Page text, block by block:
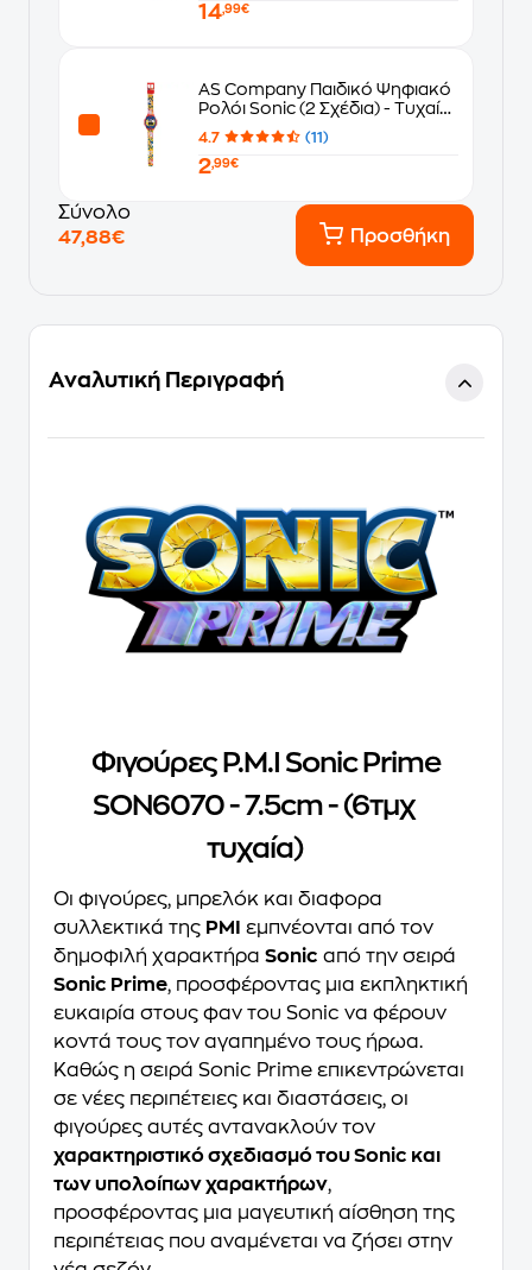
14,99€
AS Company Παιδικό Ψηφιακό
Ρολόι Sonic (2 Σχέδια) - Τυχαία
Επιλογή Σχεδίου
4.7 (11)
2,99€
Σύνολο
47,88€
Προσθήκη
Αναλυτική Περιγραφή
Φιγούρες P.M.I Sonic Prime
SON6070 - 7.5cm - (6τμχ
τυχαία)
Οι φιγούρες, μπρελόκ και διαφορα
συλλεκτικά της PMI
εμπνέονται από τον
δημοφιλή χαρακτήρα Sonic από την σειρά
Sonic Prime, προσφέροντας μια εκπληκτική
ευκαιρία στους φαν του Sonic να φέρουν
κοντά τους τον αγαπημένο τους ήρωα.
Καθώς η σειρά Sonic Prime επικεντρώνεται
σε νέες περιπέτειες και διαστάσεις, οι
φιγούρες αυτές αντανακλούν τον
χαρακτηριστικό σχεδιασμό του Sonic και
των υπολοίπων χαρακτήρων,
προσφέροντας μια μαγευτική αίσθηση της
περιπέτειας που αναμένεται να ζήσει στην